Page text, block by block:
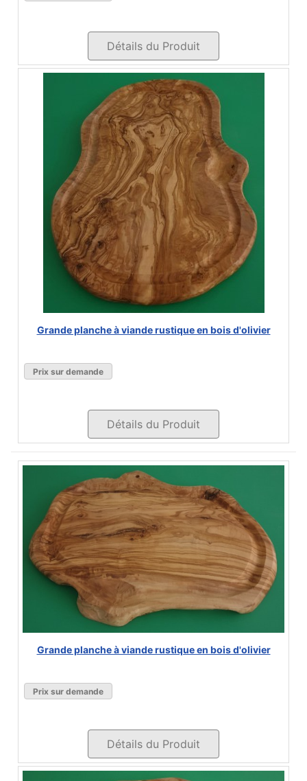
Détails du Produit
Grande planche à viande rustique en bois d'olivier
Prix sur demande
Détails du Produit
Grande planche à viande rustique en bois d'olivier
Prix sur demande
Détails du Produit